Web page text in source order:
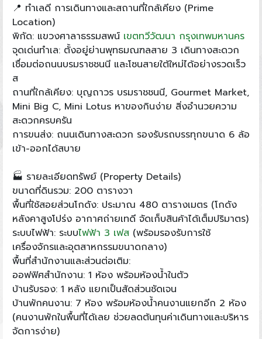
📍 ทำเลดี การเดินทางและสถานที่ใกล้เคียง (Prime
Location)
พิกัด: แขวงศาลาธรรมสพน์ เขตทวีวัฒนา กรุงเทพมหานคร
จุดเด่นทำเล: ตั้งอยู่ย่านพุทธมณฑลสาย 3 เดินทางสะดวก
เชื่อมต่อถนนบรมราชชนนี และโซนสายใต้ใหม่ได้อย่างรวดเร็ว
ส
ถานที่ใกล้เคียง: บุญถาวร บรมราชชนนี, Gourmet Market,
Mini Big C, Mini Lotus หาของกินง่าย สิ่งอำนวยความ
สะดวกครบครัน
การขนส่ง: ถนนเดินทางสะดวก รองรับรถบรรทุกขนาด 6 ล้อ
เข้า-ออกได้สบาย
🏭 รายละเอียดทรัพย์ (Property Details)
ขนาดที่ดินรวม: 200 ตารางวา
พื้นที่ใช้สอยส่วนโกดัง: ประมาณ 480 ตารางเมตร (โกดัง
หลังคาสูงโปร่ง อากาศถ่ายเทดี จัดเก็บสินค้าได้เต็มปริมาตร)
ระบบไฟฟ้า: ระบบไฟฟ้า 3 เฟส(พร้อมรองรับการใช้
เครื่องจักรและอุตสาหกรรมขนาดกลาง)
พื้นที่สำนักงานและส่วนต่อเติม:
ออฟฟิศสำนักงาน: 1 ห้อง พร้อมห้องน้ำในตัว
บ้านรับรอง: 1 หลัง แยกเป็นสัดส่วนชัดเจน
บ้านพักคนงาน: 7 ห้อง พร้อมห้องน้ำคนงานแยกอีก 2 ห้อง
(คนงานพักในพื้นที่ได้เลย ช่วยลดต้นทุนค่าเดินทางและบริหาร
จัดการง่าย)